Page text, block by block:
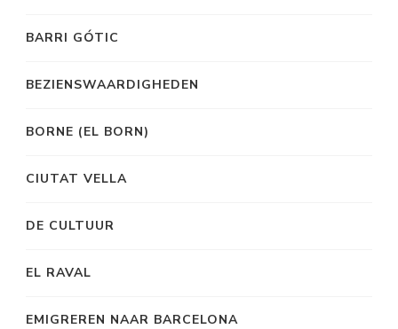
BARRI GÓTIC
BEZIENSWAARDIGHEDEN
BORNE (EL BORN)
CIUTAT VELLA
DE CULTUUR
EL RAVAL
EMIGREREN NAAR BARCELONA